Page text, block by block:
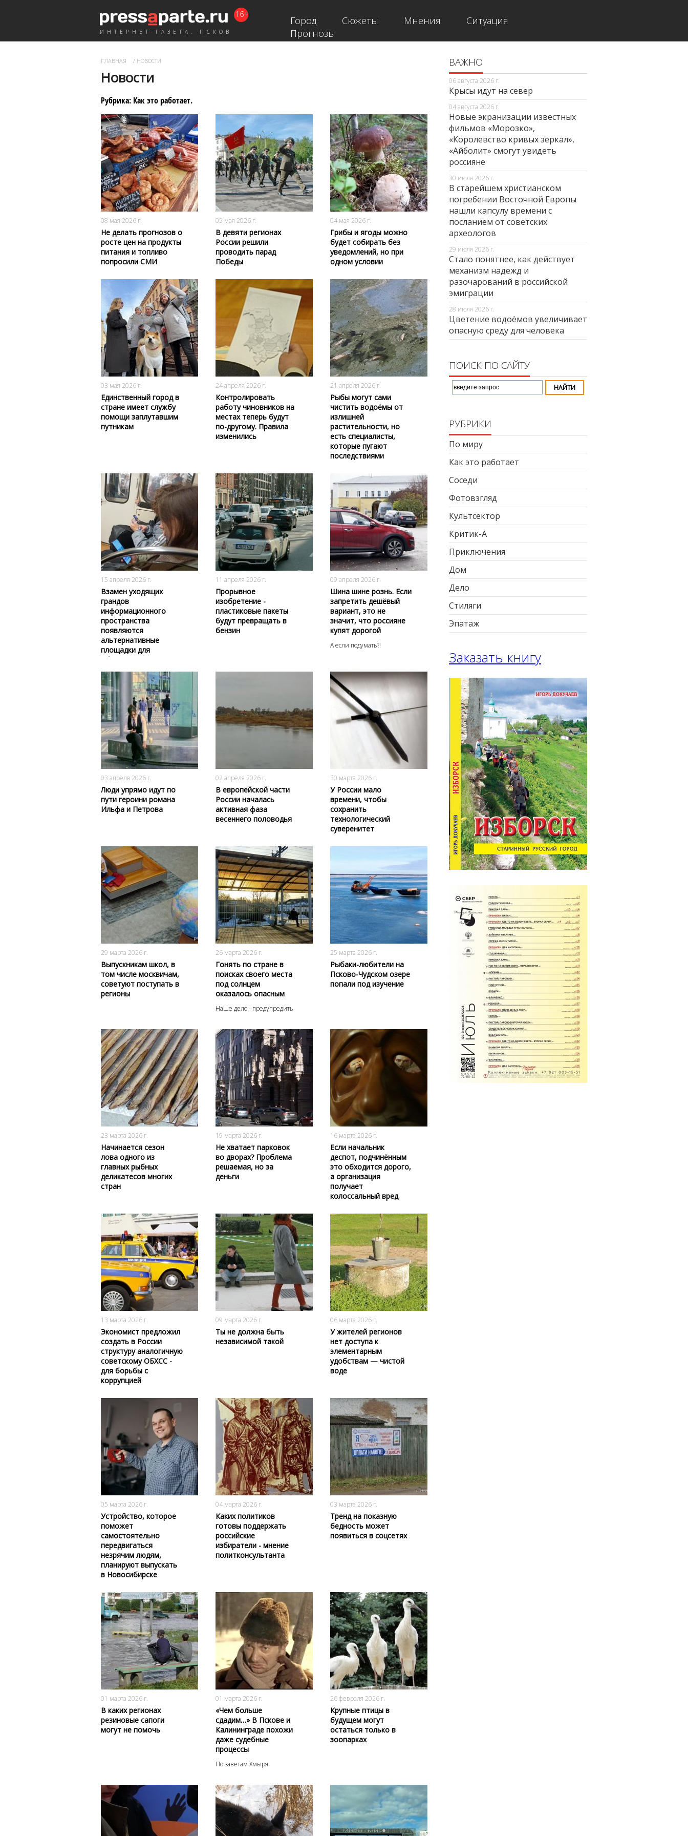
ИНТЕРНЕТ-ГАЗЕТА. ПСКОВ
16+
Город Сюжеты Мнения
Ситуация
Прогнозы
ГЛАВНАЯ / НОВОСТИ
Новости
Рубрика: Как это работает.
08 мая 2026 г.
Не делать прогнозов о
росте цен на продукты
питания и топливо
попросили СМИ
146
0
05 мая 2026 г.
В девяти регионах
России решили
проводить парад
Победы
155
0
04 мая 2026 г.
Грибы и ягоды можно
будет собирать без
уведомлений, но при
одном условии
246 0
03 мая 2026 г.
Единственный город в
стране имеет службу
помощи заплутавшим
путникам
187
0
24 апреля 2026 г.
Контролировать
работу чиновников на
местах теперь будут
по-другому. Правила
изменились
146
0
21 апреля 2026 г.
Рыбы могут сами
чистить водоёмы от
излишней
растительности, но
есть специалисты,
которые пугают
последствиями
187 0
15 апреля 2026 г.
Взамен уходящих
грандов
информационного
пространства
появляются
альтернативные
площадки для
общения
165
0
11 апреля 2026 г.
Прорывное
изобретение -
пластиковые пакеты
будут превращать в
бензин
177
0
09 апреля 2026 г.
Шина шине рознь. Если
запретить дешёвый
вариант, это не
значит, что россияне
купят дорогой
А если подумать?!
278 0
03 апреля 2026 г.
Люди упрямо идут по
пути героини романа
Ильфа и Петрова
198
0
02 апреля 2026 г.
В европейской части
России началась
активная фаза
весеннего половодья
30 марта 2026 г.
У России мало
времени, чтобы
сохранить
технологический
суверенитет
0
29 марта 2026 г.
Выпускникам школ, в
том числе москвичам,
советуют поступать в
регионы
152
0
26 марта 2026 г.
Гонять по стране в
поисках своего места
под солнцем
оказалось опасным
Наше дело - предупредить
193
0
25 марта 2026 г.
Рыбаки-любители на
Псково-Чудском озере
попали под изучение
23 марта 2026 г.
Начинается сезон
лова одного из
главных рыбных
деликатесов многих
стран
179
0
19 марта 2026 г.
Не хватает парковок
во дворах? Проблема
решаемая, но за
деньги
144
0
16 марта 2026 г.
Если начальник
деспот, подчинённым
это обходится дорого,
а организация
получает
колоссальный вред
185 0
13 марта 2026 г.
Экономист предложил
создать в России
структуру аналогичную
советскому ОБХСС -
для борьбы с
коррупцией
0
09 марта 2026 г.
Ты не должна быть
независимой такой
162
0
06 марта 2026 г.
У жителей регионов
нет доступа к
элементарным
удобствам — чистой
воде
142 0
05 марта 2026 г.
Устройство, которое
поможет
самостоятельно
передвигаться
незрячим людям,
планируют выпускать
в Новосибирске
156
0
04 марта 2026 г.
Каких политиков
готовы поддержать
российские
избиратели - мнение
политконсультанта
160
0
03 марта 2026 г.
Тренд на показную
бедность может
появиться в соцсетях
161 0
01 марта 2026 г.
В каких регионах
резиновые сапоги
могут не помочь
164
0
01 марта 2026 г.
«Чем больше
сдадим…» В Пскове и
Калининграде похожи
даже судебные
процессы
По заветам Хмыря
444
0
26 февраля 2026 г.
Крупные птицы в
будущем могут
остаться только в
зоопарках
146 0
ВАЖНО
06 августа 2026 г.
Крысы идут на север
04 августа 2026 г.
Новые экранизации известных
фильмов «Морозко»,
«Королевство кривых зеркал»,
«Айболит» смогут увидеть
россияне
30 июля 2026 г.
В старейшем христианском
погребении Восточной Европы
нашли капсулу времени с
посланием от советских
археологов
29 июля 2026 г.
Стало понятнее, как действует
механизм надежд и
разочарований в российской
эмиграции
28 июля 2026 г.
Цветение водоёмов увеличивает
опасную среду для человека
ПОИСК ПО САЙТУ
РУБРИКИ
По миру
Как это работает
Соседи
Фотовзгляд
Культсектор
Критик-А
Приключения
Дом
Дело
Стиляги
Эпатаж
Заказать книгу